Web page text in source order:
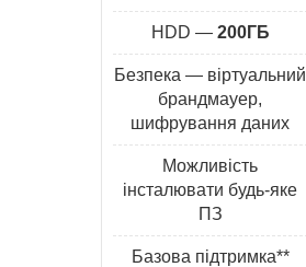
HDD — 200ГБ
Безпека — віртуальний
брандмауер,
шифрування даних
Можливість
інсталювати будь-яке
ПЗ
Базова підтримка**